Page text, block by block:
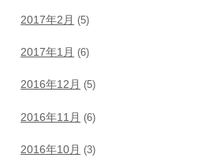
2017年2月 (5)
2017年1月 (6)
2016年12月 (5)
2016年11月 (6)
2016年10月 (3)